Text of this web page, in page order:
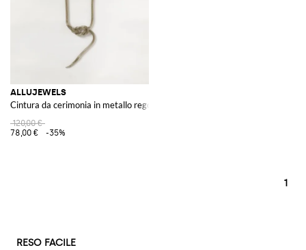
ALLUJEWELS
Cintura da cerimonia in metallo regolabile con nodo decorativo
120,00 €
78,00 €
-35%
1
RESO FACILE